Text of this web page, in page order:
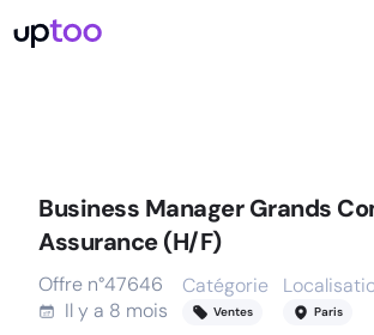
Business Manager Grands
Assurance (H/F)
Offre n°47646
Il y a 8 mois
Catégorie
Ventes Paris